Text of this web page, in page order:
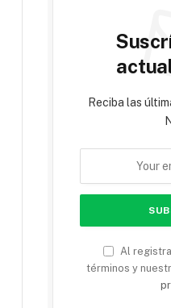
Reciba las
Al
términos y